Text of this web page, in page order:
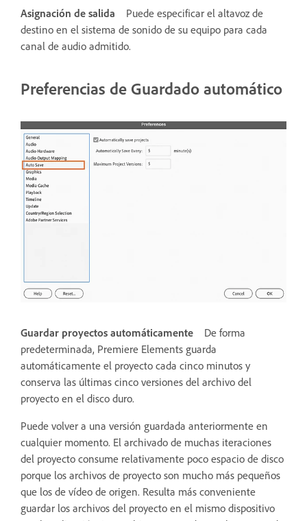
Asignación de salida
Puede especificar el altavoz de
destino en el sistema de sonido de su equipo para cada
canal de audio admitido.
Preferencias de Guardado automático
Guardar proyectos automáticamente
De forma
predeterminada, Premiere Elements guarda
automáticamente el proyecto cada cinco minutos y
conserva las últimas cinco versiones del archivo del
proyecto en el disco duro.
Puede volver a una versión guardada anteriormente en
cualquier momento. El archivado de muchas iteraciones
del proyecto consume relativamente poco espacio de disco
porque los archivos de proyecto son mucho más pequeños
que los de vídeo de origen. Resulta más conveniente
guardar los archivos del proyecto en el mismo dispositivo